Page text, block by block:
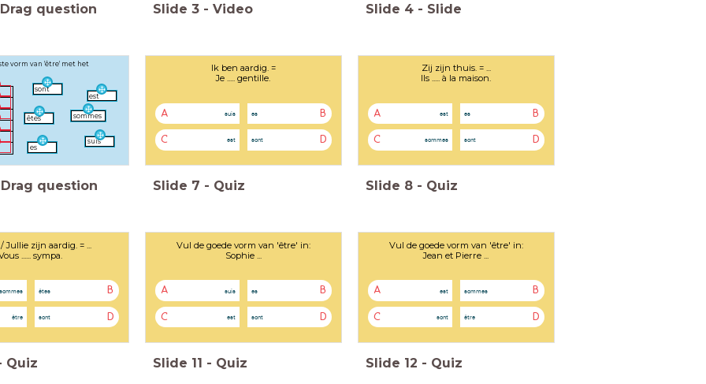
Drag question Slide 3 - Video Slide 4 - Slide
vorm van 'être' met het
suis
es
est
sommes
êtes
sont
Drag question
Ik ben aardig. =
Je ..... gentille.
A suis B
es
C est D
sont
Slide 7 - Quiz
Zij zijn thuis. = ...
Ils ..... à la maison.
A est B
es
C sommes D
sont
Slide 8 - Quiz
Jullie zijn aardig. = ...
...... sympa.
sommes B
êtes
être D
sont
Quiz
Vul de goede vorm van 'être' in:
Sophie ...
A suis B
es
C est D
sont
Slide 11 - Quiz
Vul de goede vorm van 'être' in:
Jean et Pierre ...
A est B
sommes
C sont D
être
Slide 12 - Quiz